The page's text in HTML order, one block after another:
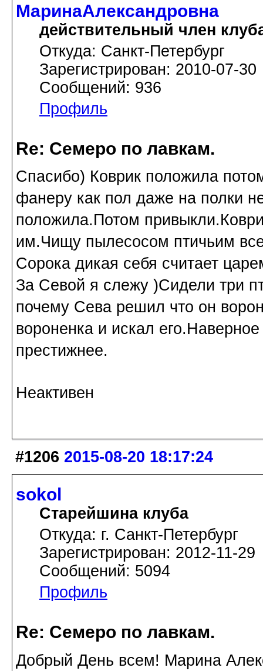
МаринаАлександровна
действительный член
Откуда: Cанкт-Петербург
Зарегистрирован: 2010-07-30
Сообщений: 936
Профиль
Re: Семеро по лавкам.
Спасибо) Коврик положила
фанеру как пол даже на полки
положила.Потом
им.Чищу пылесосом птичьим
Сорока дикая себя считает
За Севой я слежу )Сидели три
почему Сева решил что он
вороненка и искал
престижнее.
Неактивен
#1206 2015-08-20 18:17:24
sokol
Старейшина клуба
Откуда: г. Санкт-Петербург
Зарегистрирован: 2012-11-29
Сообщений: 5094
Профиль
Re: Семеро по лавкам.
Добрый День всем! Марина